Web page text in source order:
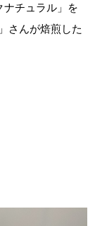
チュラル」を
さんが焙煎した